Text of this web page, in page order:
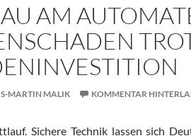
AM
MARTIN MALIK KOMMENTAR
Sichere Technik lassen sich